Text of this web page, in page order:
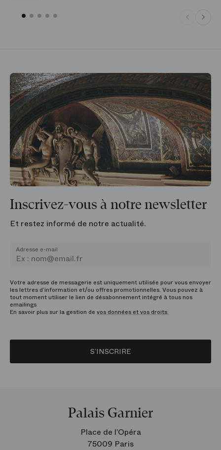
Inscrivez-vous à notre newsletter
Et restez informé de notre actualité.
Adresse e-mail
Votre adresse de messagerie est uniquement utilisée pour vous envoyer
les lettres d’information et/ou offres promotionnelles. Vous pouvez à
tout moment utiliser le lien de désabonnement intégré à tous nos
emailings.
En savoir plus sur la gestion de vos données et vos droits.
S’INSCRIRE
Palais Garnier
Place de l’Opéra
75009 Paris